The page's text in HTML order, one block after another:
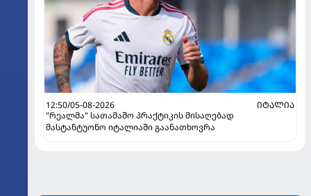
12:50/05-08-2026
ᲘᲢᲐᲚᲘᲐ
"რეალმა" სათამაშო პრაქტიკის მისაღებად
მასტანტუონო იტალიაში გაანათხოვრა